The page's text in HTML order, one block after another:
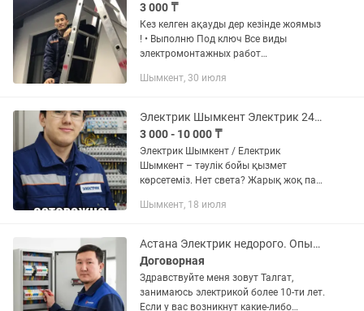
3 000 ₸
Кез келген ақауды дер кезінде жоямыз
! • Выполню Под ключ Все виды
электpомонтажных работ
магазины 24/7 круглосуточно
патрона,...
Шымкент, 30 июля
Электрик Шымкент Электрик 24/7 Нет Света Срочный Выезд
3 000 - 10 000 ₸
Электрик Шымкент / Електрик
Шымкент – тәулік бойы қызмет
көрсетеміз. Нет света? Жарық жоқ па?
работает выключатель немесе
Электрик...
Шымкент, 18 июля
Астана Электрик недорого. Опытный электрик выезд на дом. Услуги электрика
Договорная
Здравствуйте меня зовут Талгат,
занимаюсь электрикой более 10-ти лет.
Если у вас возникнут какие-либо